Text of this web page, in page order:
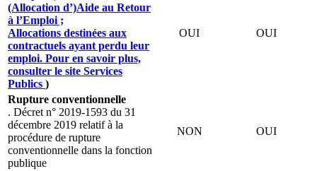
(Allocation d’)Aide au Retour
à l’Emploi ;
Allocations destinées aux
contractuels ayant perdu leur
emploi. Pour en savoir plus,
consulter le site Services
Publics )
OUI OUI
Rupture conventionnelle
. Décret n° 2019-1593 du 31
décembre 2019 relatif à la
procédure de rupture
conventionnelle dans la fonction
publique
NON OUI